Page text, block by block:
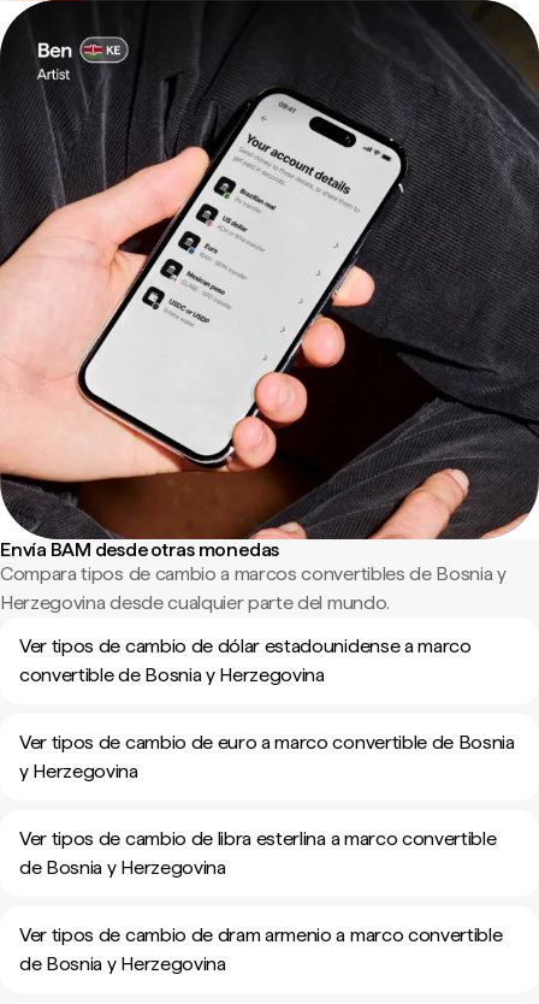
Envía BAM desde otras monedas
Compara tipos de cambio a marcos convertibles de Bosnia y
Herzegovina desde cualquier parte del mundo.
Ver tipos de cambio de dólar estadounidense a marco
convertible de Bosnia y Herzegovina
Ver tipos de cambio de euro a marco convertible de Bosnia
y Herzegovina
Ver tipos de cambio de libra esterlina a marco convertible
de Bosnia y Herzegovina
Ver tipos de cambio de dram armenio a marco convertible
de Bosnia y Herzegovina